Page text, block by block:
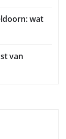
wat
van